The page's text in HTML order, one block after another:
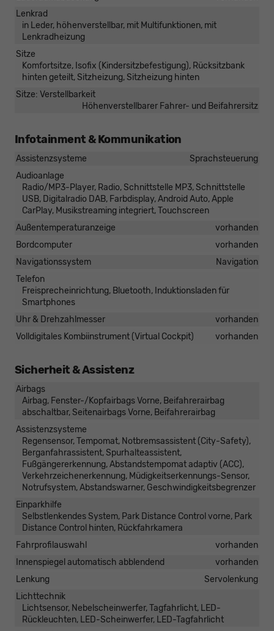
Lenkrad
in Leder, höhenverstellbar, mit Multifunktionen, mit
Lenkradheizung
Sitze
Komfortsitze, Isofix (Kindersitzbefestigung), Rücksitzbank
hinten geteilt, Sitzheizung, Sitzheizung hinten
Sitze: Verstellbarkeit
Höhenverstellbarer Fahrer- und Beifahrersitz
Infotainment & Kommunikation
Assistenzsysteme
Sprachsteuerung
Audioanlage
Radio/MP3-Player, Radio, Schnittstelle MP3, Schnittstelle
USB, Digitalradio DAB, Farbdisplay, Android Auto, Apple
CarPlay, Musikstreaming integriert, Touchscreen
Außentemperaturanzeige
vorhanden
Bordcomputer
vorhanden
Navigationssystem
Navigation
Telefon
Freisprecheinrichtung, Bluetooth, Induktionsladen für
Smartphones
Uhr & Drehzahlmesser
vorhanden
Volldigitales Kombiinstrument (Virtual Cockpit)
vorhanden
Sicherheit & Assistenz
Airbags
Airbag, Fenster-/Kopfairbags Vorne, Beifahrerairbag
abschaltbar, Seitenairbags Vorne, Beifahrerairbag
Assistenzsysteme
Regensensor, Tempomat, Notbremsassistent (City-Safety),
Berganfahrassistent, Spurhalteassistent,
Fußgängererkennung, Abstandstempomat adaptiv (ACC),
Verkehrzeichenerkennung, Müdigkeitserkennungs-Sensor,
Notrufsystem, Abstandswarner, Geschwindigkeitsbegrenzer
Einparkhilfe
Selbstlenkendes System, Park Distance Control vorne, Park
Distance Control hinten, Rückfahrkamera
Fahrprofilauswahl
vorhanden
Innenspiegel automatisch abblendend
vorhanden
Lenkung
Servolenkung
Lichttechnik
Lichtsensor, Nebelscheinwerfer, Tagfahrlicht, LED-
Rückleuchten, LED-Scheinwerfer, LED-Tagfahrlicht